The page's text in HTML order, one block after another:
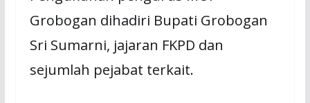
Grobogan dihadiri Bupati Grobogan
Sri Sumarni, jajaran FKPD dan
sejumlah pejabat terkait.